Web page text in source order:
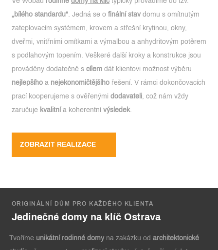
„bílého standardu“. Jedná se o finální stav domu s omítnutým
zateplovacím systémem, krovem a střešní krytinou, okny,
dveřmi, vnitřními omítkami a výmalbou a anhydritovým potěrem
s podlahovým topením. Veškeré další kroky a konstrukce jsou
prováděny dodatečně s cílem dát klientovi možnost výběru
nejlepšího a nejekonomičtějšího řešení. V rámci dokončovacích
prací kooperujeme s ověřenými dodavateli, což nám vždy
zaručuje kvalitní a koherentní výsledek.
ZOBRAZIT REALIZACE
ORIGINÁLNÍ DŮM PRO KAŽDÉHO KLIENTA
Jedinečné domy na klíč Ostrava
Tvoříme unikátní rodinné domy na zakázku od architektonické